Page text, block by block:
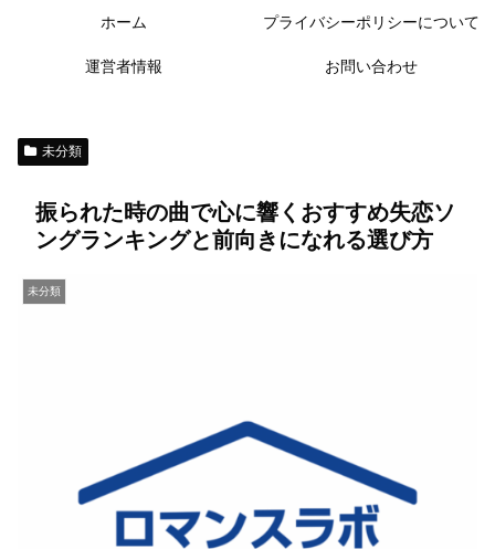
ホーム プライバシーポリシーについて
運営者情報 お問い合わせ
未分類
振られた時の曲で心に響くおすすめ失恋ソ
ングランキングと前向きになれる選び方
未分類